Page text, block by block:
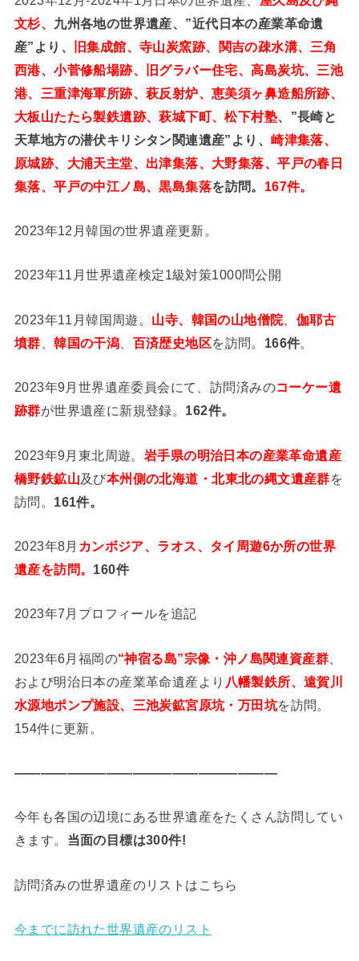
文杉、 九州各地の世界遺産、”近代日本の産業革命遺
産”より、
旧集成館、寺山炭窯跡、関吉の疎水溝、三角
西港、小菅修船場跡、旧グラバー住宅、高島炭坑、三池
港、三重津海軍所跡、萩反射炉、恵美須ヶ鼻造船所跡、
大板山たたら製鉄遺跡、萩城下町、松下村塾、”長崎と
天草地方の潜伏キリシタン関連遺産”より、崎津集落、
原城跡、大浦天主堂、出津集落、大野集落、平戸の春日
集落、平戸の中江ノ島、黒島集落を訪問。 167件。
2023年12月韓国の世界遺産更新。
2023年11月世界遺産検定1級対策1000問公開
2023年11月韓国周遊。 山寺、韓国の山地僧院、 伽耶古
墳群 、韓国の干潟 百済歴史地区を訪問。 166件。
2023年9月世界遺産委員会にて、訪問済みのコーケー遺
跡群が世界遺産に新規登録。 162件。
2023年9月東北周遊。 岩手県の明治日本の産業革命遺産
橋野鉄鉱山及び本州側の北海道・北東北の縄文遺産群を
訪問。 161件。
2023年8月 カンボジア、ラオス、タイ周遊6か所の世界
遺産を訪問。 160件
2023年7月プロフィールを追記
2023年6月福岡の“神宿る島”宗像・沖ノ島関連資産群
および明治日本の産業革命遺産より 八幡製鉄所、遠賀川
水源地ポンプ施設、三池炭鉱宮原坑・万田坑を訪問。
154件に更新。
————————————————————
今年も各国の辺境にある世界遺産をたくさん訪問してい
きます。 当面の目標は300件!
訪問済みの世界遺産のリストはこちら
今までに訪れた世界遺産のリスト